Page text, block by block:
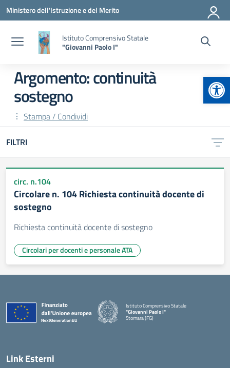
Vai ai contenuti
Vai al menu di navigazione
Vai al footer
Ministero dell'Istruzione e del Merito
Istituto Comprensivo Statale
"Giovanni Paolo I"
Argomento: continuità
sostegno
Stampa / Condividi
FILTRI
circ. n.104
Circolare n. 104 Richiesta continuità docente di
sostegno
Richiesta continuità docente di sostegno
Circolari per docenti e personale ATA
Istituto Comprensivo Statale
"Giovanni Paolo I"
Stornara (FG)
Link Esterni